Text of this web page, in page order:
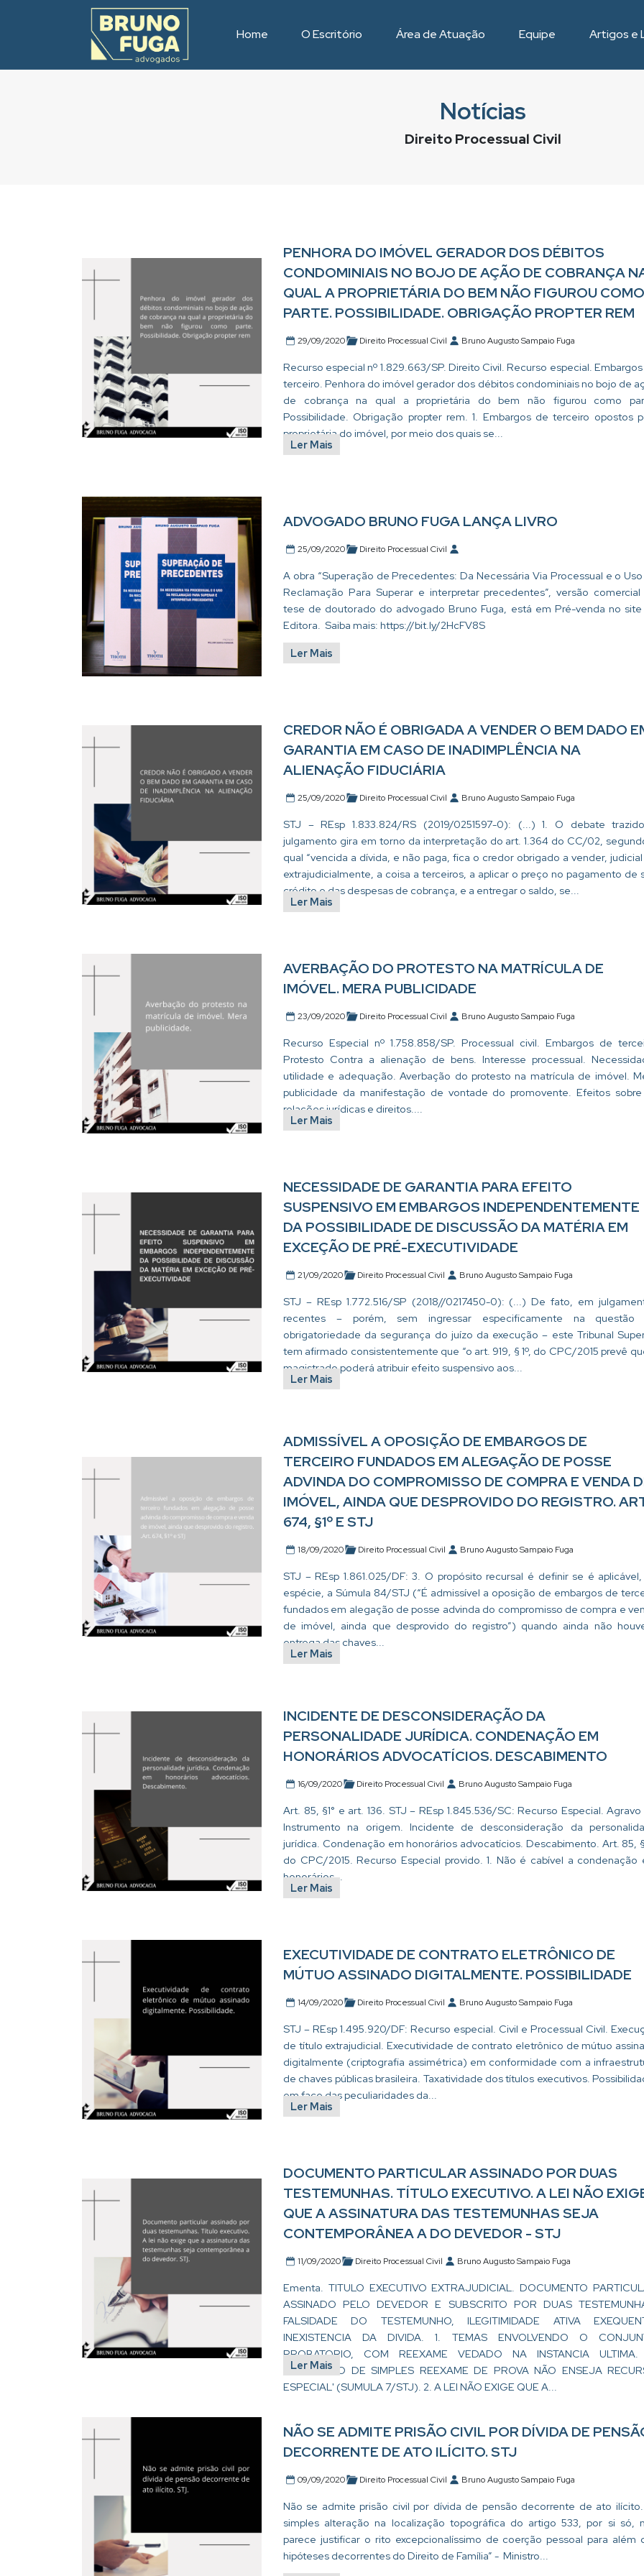
Home O Escritório Área de Atuação Equipe Artigos e
Notícias
Direito Processual Civil
PENHORA DO IMÓVEL GERADOR DOS DÉBITOS
CONDOMINIAIS NO BOJO DE AÇÃO DE COBRANÇA
QUAL A PROPRIETÁRIA DO BEM NÃO FIGUROU COMO
PARTE. POSSIBILIDADE. OBRIGAÇÃO PROPTER REM
29/09/2020 Direito Processual Civil Bruno Augusto Sampaio Fuga
Recurso especial nº 1.829.663/SP. Direito Civil. Recurso especial.
terceiro. Penhora do imóvel gerador dos débitos condominiais no bojo de
de cobrança na qual a proprietária do bem não figurou como
Possibilidade. Obrigação propter rem. 1. Embargos de terceiro opostos
proprietária do imóvel, por meio dos quais se...
Ler Mais
ADVOGADO BRUNO FUGA LANÇA LIVRO
25/09/2020 Direito Processual Civil
A obra “Superação de Precedentes: Da Necessária Via Processual e o
Reclamação Para Superar e interpretar precedentes”, versão comercial
tese de doutorado do advogado Bruno Fuga, está em Pré-venda no site
Editora. Saiba mais: https://bit.ly/2HcFV8S
Ler Mais
CREDOR NÃO É OBRIGADA A VENDER O BEM DADO
GARANTIA EM CASO DE INADIMPLÊNCIA NA
ALIENAÇÃO FIDUCIÁRIA
25/09/2020 Direito Processual Civil Bruno Augusto Sampaio Fuga
STJ – REsp 1.833.824/RS (2019/0251597-0): (...) 1. O debate
julgamento gira em torno da interpretação do art. 1.364 do CC/02,
qual “vencida a dívida, e não paga, fica o credor obrigado a vender,
extrajudicialmente, a coisa a terceiros, a aplicar o preço no pagamento de
crédito e das despesas de cobrança, e a entregar o saldo, se...
Ler Mais
AVERBAÇÃO DO PROTESTO NA MATRÍCULA DE
IMÓVEL. MERA PUBLICIDADE
23/09/2020 Direito Processual Civil Bruno Augusto Sampaio Fuga
Recurso Especial nº 1.758.858/SP. Processual civil. Embargos de
Protesto Contra a alienação de bens. Interesse processual.
utilidade e adequação. Averbação do protesto na matrícula de imóvel.
publicidade da manifestação de vontade do promovente. Efeitos
relações jurídicas e direitos....
Ler Mais
NECESSIDADE DE GARANTIA PARA EFEITO
SUSPENSIVO EM EMBARGOS INDEPENDENTEMENTE
DA POSSIBILIDADE DE DISCUSSÃO DA MATÉRIA EM
EXCEÇÃO DE PRÉ-EXECUTIVIDADE
21/09/2020 Direito Processual Civil Bruno Augusto Sampaio Fuga
STJ – REsp 1.772.516/SP (2018//0217450-0): (...) De fato, em
recentes – porém, sem ingressar especificamente na questão
obrigatoriedade da segurança do juízo da execução – este Tribunal
tem afirmado consistentemente que “o art. 919, § 1º, do CPC/2015 prevê
magistrado poderá atribuir efeito suspensivo aos...
Ler Mais
ADMISSÍVEL A OPOSIÇÃO DE EMBARGOS DE
TERCEIRO FUNDADOS EM ALEGAÇÃO DE POSSE
ADVINDA DO COMPROMISSO DE COMPRA E VENDA
IMÓVEL, AINDA QUE DESPROVIDO DO REGISTRO.
674, §1º E STJ
18/09/2020 Direito Processual Civil Bruno Augusto Sampaio Fuga
STJ – REsp 1.861.025/DF: 3. O propósito recursal é definir se é
espécie, a Súmula 84/STJ (“É admissível a oposição de embargos de
fundados em alegação de posse advinda do compromisso de compra e
de imóvel, ainda que desprovido do registro”) quando ainda não
entrega das chaves...
Ler Mais
INCIDENTE DE DESCONSIDERAÇÃO DA
PERSONALIDADE JURÍDICA. CONDENAÇÃO EM
HONORÁRIOS ADVOCATÍCIOS. DESCABIMENTO
16/09/2020 Direito Processual Civil Bruno Augusto Sampaio Fuga
Art. 85, §1° e art. 136. STJ – REsp 1.845.536/SC: Recurso Especial.
Instrumento na origem. Incidente de desconsideração da
jurídica. Condenação em honorários advocatícios. Descabimento. Art. 85, §
do CPC/2015. Recurso Especial provido. 1. Não é cabível a condenação
honorários...
Ler Mais
EXECUTIVIDADE DE CONTRATO ELETRÔNICO DE
MÚTUO ASSINADO DIGITALMENTE. POSSIBILIDADE
14/09/2020 Direito Processual Civil Bruno Augusto Sampaio Fuga
STJ – REsp 1.495.920/DF: Recurso especial. Civil e Processual Civil.
de título extrajudicial. Executividade de contrato eletrônico de mútuo
digitalmente (criptografia assimétrica) em conformidade com a
de chaves públicas brasileira. Taxatividade dos títulos executivos.
em face das peculiaridades da...
Ler Mais
DOCUMENTO PARTICULAR ASSINADO POR DUAS
TESTEMUNHAS. TÍTULO EXECUTIVO. A LEI NÃO
QUE A ASSINATURA DAS TESTEMUNHAS SEJA
CONTEMPORÂNEA A DO DEVEDOR - STJ
11/09/2020 Direito Processual Civil Bruno Augusto Sampaio Fuga
Ementa. TITULO EXECUTIVO EXTRAJUDICIAL. DOCUMENTO
ASSINADO PELO DEVEDOR E SUBSCRITO POR DUAS
FALSIDADE DO TESTEMUNHO, ILEGITIMIDADE ATIVA
INEXISTENCIA DA DIVIDA. 1. TEMAS ENVOLVENDO O
PROBATORIO, COM REEXAME VEDADO NA INSTANCIA
PRETENSÃO DE SIMPLES REEXAME DE PROVA NÃO ENSEJA
ESPECIAL' (SUMULA 7/STJ). 2. A LEI NÃO EXIGE QUE A...
Ler Mais
NÃO SE ADMITE PRISÃO CIVIL POR DÍVIDA DE
DECORRENTE DE ATO ILÍCITO. STJ
09/09/2020 Direito Processual Civil Bruno Augusto Sampaio Fuga
Não se admite prisão civil por dívida de pensão decorrente de ato ilícito.
simples alteração na localização topográfica do artigo 533, por si só,
parece justificar o rito excepcionalíssimo de coerção pessoal para além
hipóteses decorrentes do Direito de Família” - Ministro...